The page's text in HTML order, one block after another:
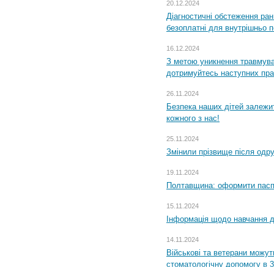
20.12.2024
Діагностичні обстеження
безоплатні для внутрішньо
16.12.2024
З метою уникнення
дотримуйтесь наступних
26.11.2024
Безпека наших дітей
кожного з нас!
25.11.2024
Змінили прізвище після
19.11.2024
Полтавщина: оформити
15.11.2024
Інформація щодо навчання
14.11.2024
Військові та ветерани
стоматологічну допомогу в